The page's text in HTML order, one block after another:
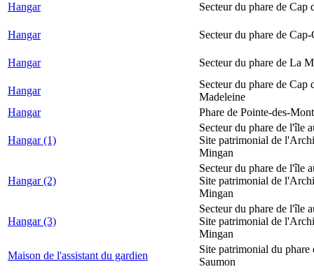
Hangar Secteur du phare de Cap
Hangar Secteur du phare de Cap-
Hangar Secteur du phare de La
Hangar
Secteur du phare de Cap
Madeleine
Hangar
Phare de Pointe-des-
Hangar (1)
Secteur du phare de l'île
Site patrimonial de
Mingan
Hangar (2)
Secteur du phare de l'île
Site patrimonial de
Mingan
Hangar (3)
Secteur du phare de l'île
Site patrimonial de
Mingan
Maison de l'assistant du gardien
Site patrimonial du phare
Saumon